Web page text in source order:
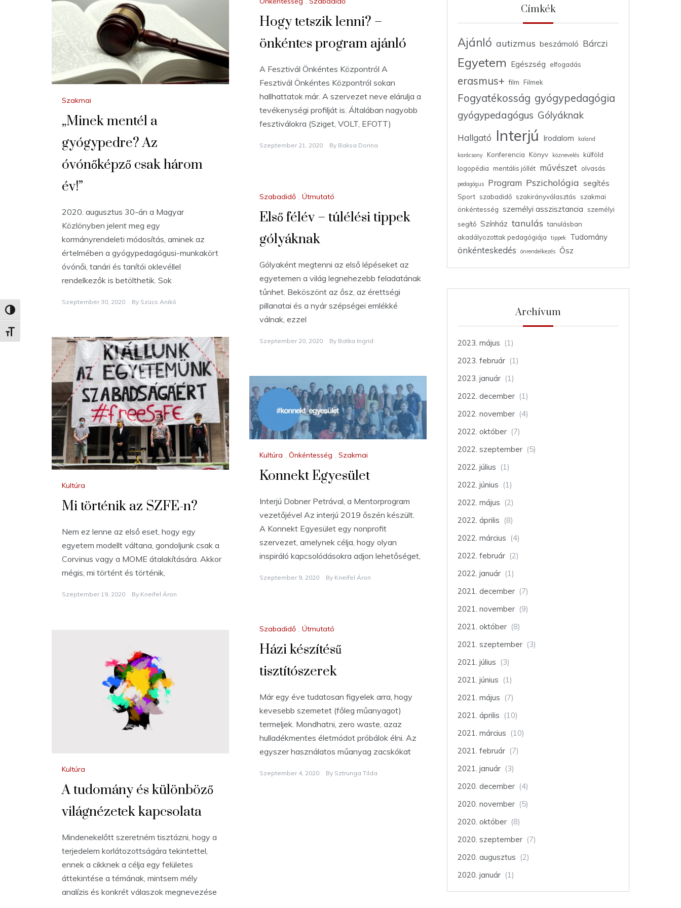
Nagy kontraszt váltása
Betűméret váltása
Szakmai
„Minek mentél a
gyógypedre? Az
óvónőképző csak három
év!”
2020. augusztus 30-án a Magyar
Közlönyben jelent meg egy
kormányrendeleti módosítás, aminek az
értelmében a gyógypedagógusi-munkakört
óvónői, tanári és tanítói oklevéllel
rendelkezők is betölthetik. Sok
Szeptember 30, 2020 By Szücs Anikó
Hogy tetszik lenni? –
önkéntes program ajánló
A Fesztivál Önkéntes Központról A
Fesztivál Önkéntes Központról sokan
hallhattatok már. A szervezet neve elárulja a
tevékenységi profilját is. Általában nagyobb
fesztiválokra (Sziget, VOLT, EFOTT)
Szeptember 21, 2020 By Baksa Dorina
Szabadidő , Útmutató
Első félév – túlélési tippek
gólyáknak
Gólyaként megtenni az első lépéseket az
egyetemen a világ legnehezebb feladatának
tűnhet. Beköszönt az ősz, az érettségi
pillanatai és a nyár szépségei emlékké
válnak, ezzel
Szeptember 20, 2020 By Batka Ingrid
Kultúra
Mi történik az SZFE-n?
Nem ez lenne az első eset, hogy egy
egyetem modellt váltana, gondoljunk csak a
Corvinus vagy a MOME átalakítására. Akkor
mégis, mi történt és történik,
Szeptember 19, 2020 By Kneifel Áron
Kultúra , Önkéntesség , Szakmai
Konnekt Egyesület
Interjú Dobner Petrával, a Mentorprogram
vezetőjével Az interjú 2019 őszén készült.
A Konnekt Egyesület egy nonprofit
szervezet, amelynek célja, hogy olyan
inspiráló kapcsolódásokra adjon lehetőséget,
Szeptember 9, 2020 By Kneifel Áron
Szabadidő , Útmutató
Házi készítésű
tisztítószerek
Már egy éve tudatosan figyelek arra, hogy
kevesebb szemetet (főleg műanyagot)
termeljek. Mondhatni, zero waste, azaz
hulladékmentes életmódot próbálok élni. Az
egyszer használatos műanyag zacskókat
Szeptember 4, 2020 By Sztrunga Tilda
Kultúra
A tudomány és különböző
világnézetek kapcsolata
Mindenekelőtt szeretném tisztázni, hogy a
terjedelem korlátozottságára tekintettel,
ennek a cikknek a célja egy felületes
áttekintése a témának, mintsem mély
analízis és konkrét válaszok megnevezése
Címkék
Ajánló autizmus beszámoló Bárczi
Egyetem Egészség elfogadás
erasmus+ film Filmek
Fogyatékosság gyógypedagógia
gyógypedagógus Gólyáknak
Hallgató Interjú Irodalom kaland
karácsony Konferencia Könyv köznevelés
külföld
logopédia mentális jóllét művészet olvasás
pedagógus Program Pszichológia segítés
Sport szabadidő szakirányválasztás
szakmai
önkéntesség személyi asszisztancia
személyi
segítő Színház tanulás tanulásban
akadályozottak pedagógiája
tippek Tudomány
önkénteskedés önrendelkezés Ősz
Archívum
2023. május (1)
2023. február (1)
2023. január (1)
2022. december (1)
2022. november (4)
2022. október (7)
2022. szeptember (5)
2022. július (1)
2022. június (1)
2022. május (2)
2022. április (8)
2022. március (4)
2022. február (2)
2022. január (1)
2021. december (7)
2021. november (9)
2021. október (8)
2021. szeptember (3)
2021. július (3)
2021. június (1)
2021. május (7)
2021. április (10)
2021. március (10)
2021. február (7)
2021. január (3)
2020. december (4)
2020. november (5)
2020. október (8)
2020. szeptember (7)
2020. augusztus (2)
2020. január (1)